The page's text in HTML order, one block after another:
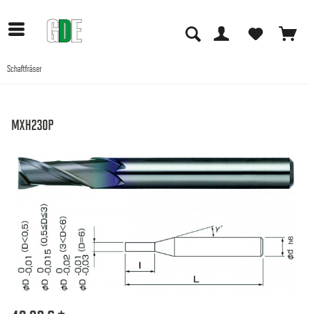
Schaftfräser
MXH230P